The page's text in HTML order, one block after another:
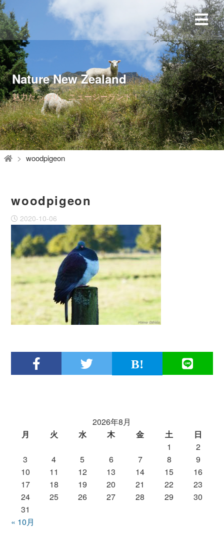
Nature New Zealand
魅力たっぷり、ニュージーランド！
woodpigeon
woodpigeon
2020-10-06
2026年8月
月
火 水 木 金 土
日
1
2
3
4 5 6 7 8
9
10
11 12 13 14 15
16
17
18 19 20 21 22
23
24
25 26 27 28 29
30
31
« 10月